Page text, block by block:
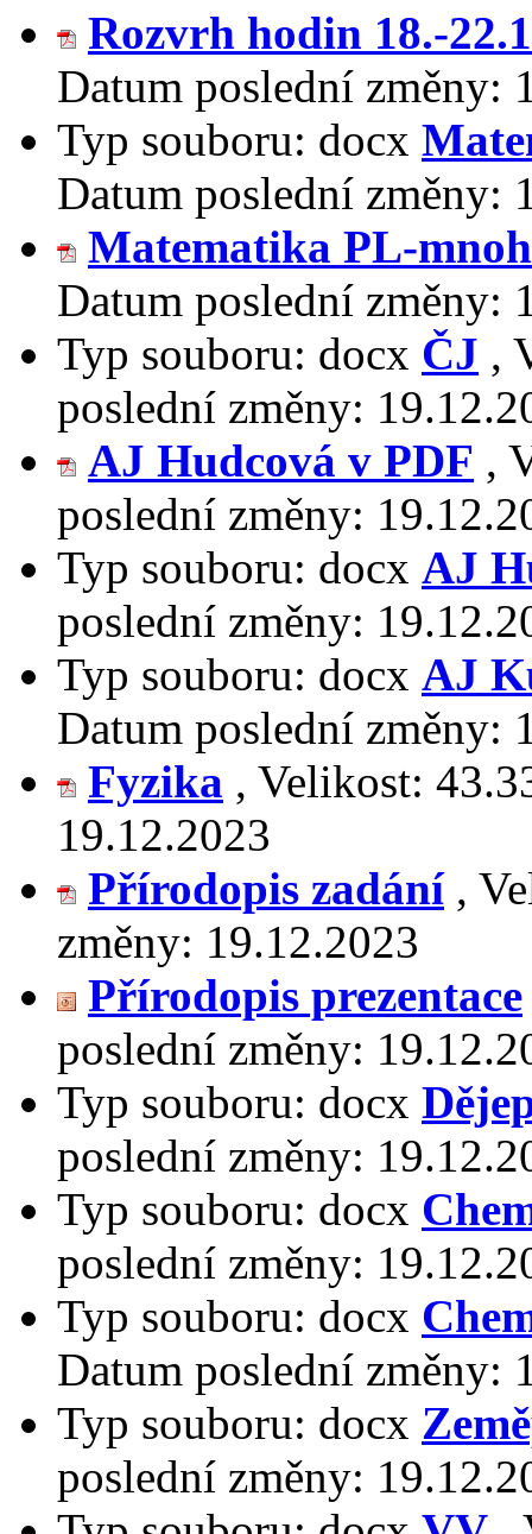
Rozvrh hodin 18.-
Datum poslední změny:
Typ souboru: docx
Datum poslední změny:
Matematika PL-
Datum poslední změny:
Typ souboru: docx ČJ ,
poslední změny:
AJ Hudcová v PDF ,
poslední změny:
Typ souboru: docx AJ
poslední změny:
Typ souboru: docx AJ
Datum poslední změny:
Fyzika , Velikost:
19.12.2023
Přírodopis zadání,
změny: 19.12.2023
Přírodopis prezentace
poslední změny:
Typ souboru: docx
poslední změny:
Typ souboru: docx
poslední změny:
Typ souboru: docx
Datum poslední změny:
Typ souboru: docx
poslední změny: